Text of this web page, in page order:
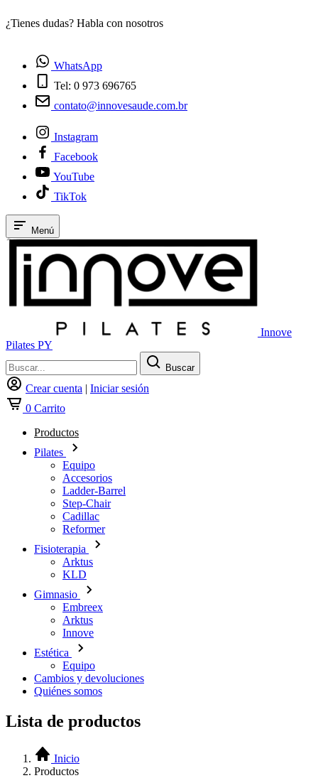
¿Tienes dudas? Habla con nosotros
WhatsApp
Tel: 0 973 696765
contato@innovesaude.com.br
Instagram
Facebook
YouTube
TikTok
Menú
Innove
Pilates PY
Buscar
Crear cuenta | Iniciar sesión
0 Carrito
Productos
Pilates
Equipo
Accesorios
Ladder-Barrel
Step-Chair
Cadillac
Reformer
Fisioterapia
Arktus
KLD
Gimnasio
Embreex
Arktus
Innove
Estética
Equipo
Cambios y devoluciones
Quiénes somos
Lista de productos
Inicio
Productos